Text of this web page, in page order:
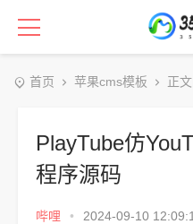
首页 苹果cms模板 正
PlayTube仿
程序源码
哔哩 • 2024-09-10